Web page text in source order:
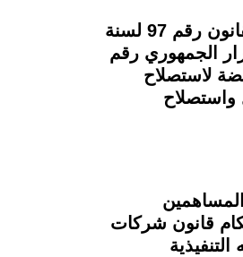
تأسست الشركة العربية لاستصلاح الأراضي، بموجب قرار جمهوري رقم 1016 الصادر في 19 مارس 1964، وبصدور القانون رقم 97 لسنة
الجمهوري رقم
تبعت للشركة القابضة لاستصلاح
واستصلاح
في عام 1995 إلى اتحاد العاملين المساهمين
لأحكام قانون شركات
المحدودة الصادر بالقانون رقم 159 لسنة 1981 ولائحته التنفيذية